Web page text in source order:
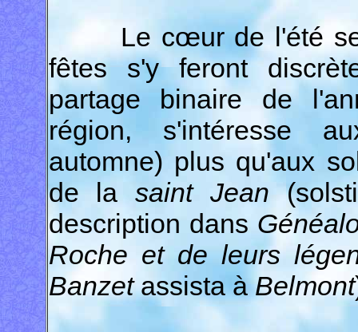
Le cœur de l'été
fêtes s'y feront
partage binaire de
région, s'intéresse
automne) plus qu'aux
de la saint Jean
description dans
Roche et de leurs
Banzetassista à Belmont